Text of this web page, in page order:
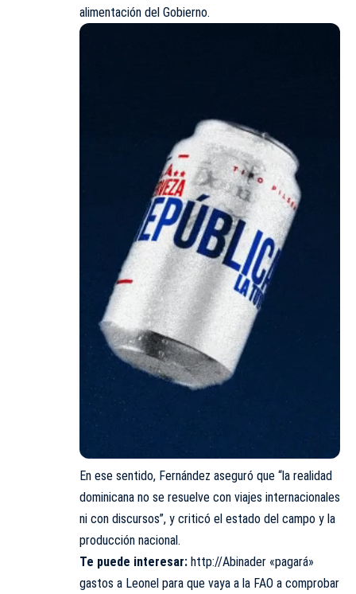
alimentación del Gobierno.
En ese sentido, Fernández aseguró que “la realidad
dominicana no se resuelve con viajes internacionales
ni con discursos”, y criticó el estado del campo y la
producción nacional.
Te puede interesar: http://Abinader «pagará»
gastos a Leonel para que vaya a la FAO a comprobar